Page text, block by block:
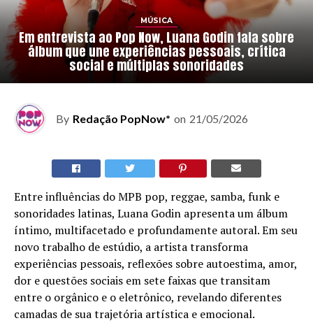
MÚSICA
Em entrevista ao Pop Now, Luana Godin fala sobre
álbum que une experiências pessoais, crítica
social e múltiplas sonoridades
By Redação PopNow* on 21/05/2026
Entre influências do MPB pop, reggae, samba, funk e
sonoridades latinas, Luana Godin apresenta um álbum
íntimo, multifacetado e profundamente autoral. Em seu
novo trabalho de estúdio, a artista transforma
experiências pessoais, reflexões sobre autoestima, amor,
dor e questões sociais em sete faixas que transitam
entre o orgânico e o eletrônico, revelando diferentes
camadas de sua trajetória artística e emocional.